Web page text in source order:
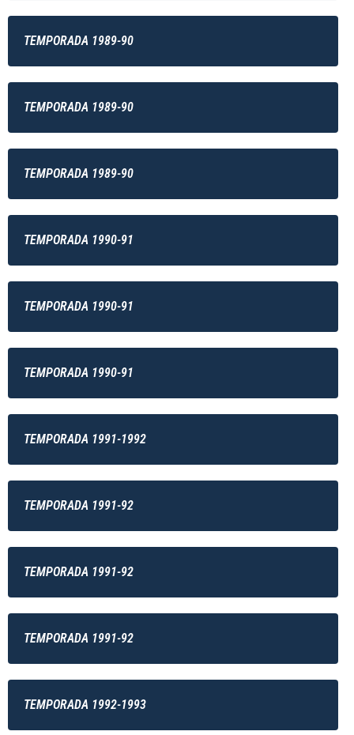
TEMPORADA 1989-90
TEMPORADA 1989-90
TEMPORADA 1989-90
TEMPORADA 1990-91
TEMPORADA 1990-91
TEMPORADA 1990-91
TEMPORADA 1991-1992
TEMPORADA 1991-92
TEMPORADA 1991-92
TEMPORADA 1991-92
TEMPORADA 1992-1993